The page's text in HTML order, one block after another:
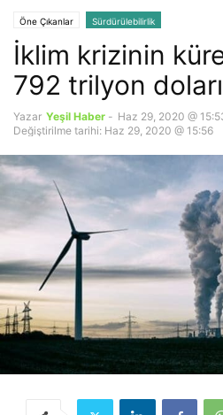
Öne Çıkanlar Sürdürülebilirlik
İklim krizinin
792 trilyon
Yazar Yeşil Haber - Haz 29, 2020 @
Değiştirilme tarihi: Haz 29, 2020 @ 15:56